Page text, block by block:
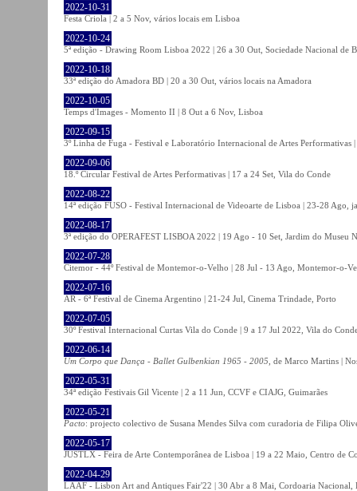
2022-10-31
Festa Criola | 2 a 5 Nov, vários locais em Lisboa
2022-10-24
5ª edição - Drawing Room Lisboa 2022 | 26 a 30 Out, Sociedade Nacional de
2022-10-18
33ª edição do Amadora BD | 20 a 30 Out, vários locais na Amadora
2022-10-05
Temps d'Images - Momento II | 8 Out a 6 Nov, Lisboa
2022-09-15
3º Linha de Fuga - Festival e Laboratório Internacional de Artes Performativas
2022-09-06
18.º Circular Festival de Artes Performativas | 17 a 24 Set, Vila do Conde
2022-08-22
14ª edição FUSO - Festival Internacional de Videoarte de Lisboa | 23-28 Ago,
2022-08-17
3ª edição do OPERAFEST LISBOA 2022 | 19 Ago - 10 Set, Jardim do Museu
2022-07-28
Citemor - 44º Festival de Montemor-o-Velho | 28 Jul - 13 Ago, Montemor-o-
2022-07-16
AR - 6ª Festival de Cinema Argentino | 21-24 Jul, Cinema Trindade, Porto
2022-07-05
30º Festival Internacional Curtas Vila do Conde | 9 a 17 Jul 2022, Vila do
2022-06-14
Um Corpo que Dança - Ballet Gulbenkian 1965 - 2005 , de Marco Martins |
2022-05-31
34ª edição Festivais Gil Vicente | 2 a 11 Jun, CCVF e CIAJG, Guimarães
2022-05-21
Pacto: projecto colectivo de Susana Mendes Silva com curadoria de Filipa
2022-05-17
JUSTLX - Feira de Arte Contemporânea de Lisboa | 19 a 22 Maio, Centro de
2022-04-29
LAAF - Lisbon Art and Antiques Fair'22 | 30 Abr a 8 Mai, Cordoaria Nacional,